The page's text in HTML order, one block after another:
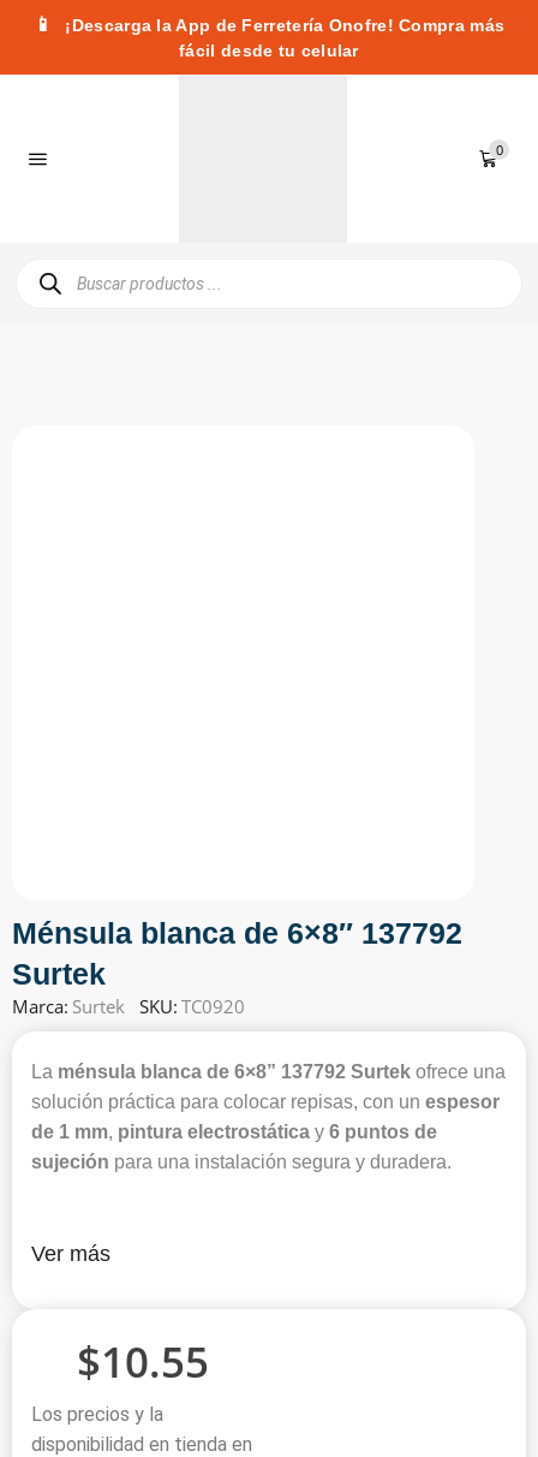
📱
¡Descarga la App de Ferretería Onofre! Compra más
fácil desde tu celular
0
Ménsula blanca de 6×8″ 137792
Surtek
Marca: Surtek SKU: TC0920
La ménsula blanca de 6×8” 137792 Surtek ofrece una
solución práctica para colocar repisas, con un espesor
de 1 mm, pintura electrostática y 6 puntos de
sujeción para una instalación segura y duradera.
Ver más
$10.55
Los precios y la
disponibilidad en tienda en